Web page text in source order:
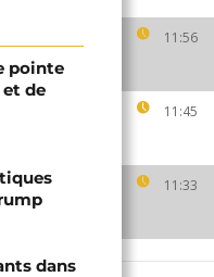
11:56
11:45
11:33
pointe
de
dans